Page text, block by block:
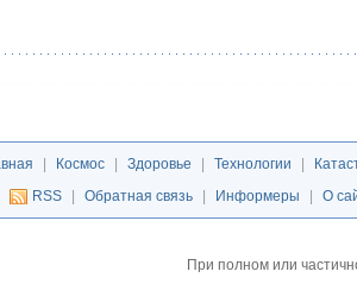
| Космос | Здоровье | Технологии |
RSS
| Обратная связь | Информеры | О
При полном или